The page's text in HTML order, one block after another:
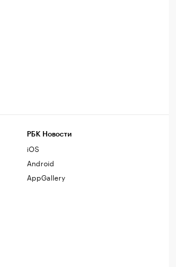
РБК Новости
iOS
Android
AppGallery